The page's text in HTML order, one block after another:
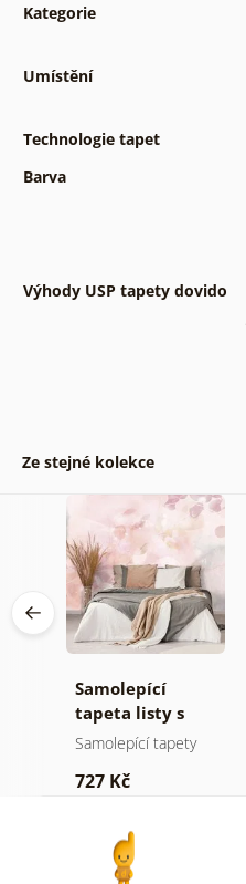
Kategorie
Umístění
Technologie tapet
Barva
Výhody USP tapety dovido
Ze stejné kolekce
Samolepící
tapeta listy s
pastelovým
Samolepící tapety
727 Kč